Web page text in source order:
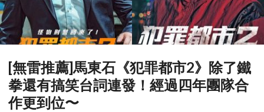
[無雷推薦]馬東石《犯罪都市2》除了鐵
拳還有搞笑台詞連發！經過四年團隊合
作更到位〜